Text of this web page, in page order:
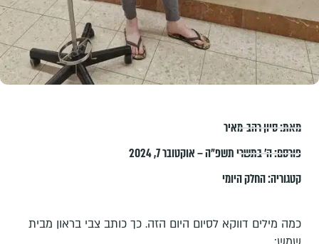
מאת:סיון רהב-מאיר
פורסם:ה׳ בתשרי תשפ״ה – אוקטובר 7, 2024
קטגוריה:החלק היומי
כמה מילים דווקא לסיום היום הזה. כך כותב צבי בראון מבית